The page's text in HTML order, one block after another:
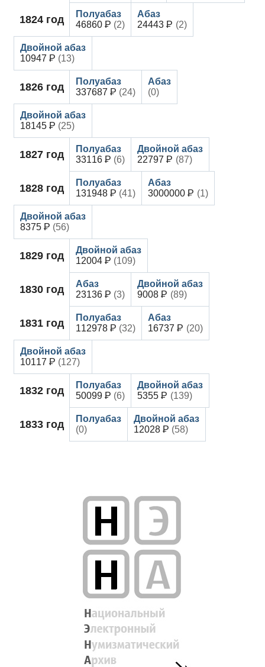
1824 год 46860 (2) 24443 (2)
10947 (13)
1826 год 337687 (24) (0)
18145 (25)
1827 год 33116 (6) 22797 (87)
1828 год 131948 (41) 3000000 (1)
8375 (56)
1829 год 12004 (109)
1830 год 23136 (3) 9008 (89)
1831 год 112978 (32) 16737 (20)
10117 (127)
1832 год 50099 (6) 5355 (139)
1833 год (0) 12028 (58)